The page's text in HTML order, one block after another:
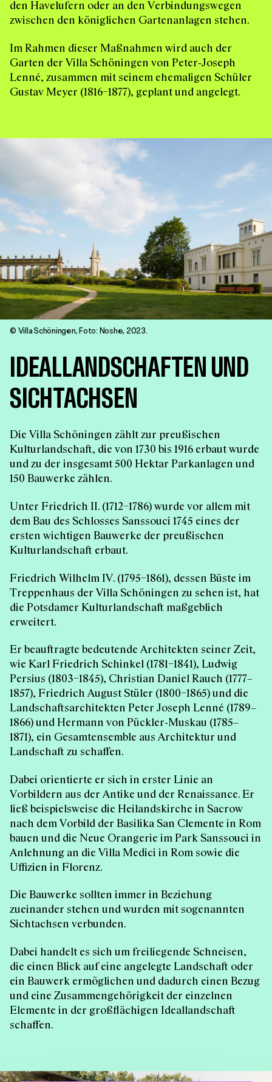
den Havelufern oder an den Verbindungswegen
zwischen den königlichen Gartenanlagen stehen.
Im Rahmen dieser Maßnahmen wird auch der
Garten der Villa Schöningen von Peter-Joseph
Lenné, zusammen mit seinem ehemaligen Schüler
Gustav Meyer (1816–1877), geplant und angelegt.
© Villa Schöningen, Foto: Noshe, 2023.
IDEALLANDSCHAFTEN UND
SICHTACHSEN
Die Villa Schöningen zählt zur preußischen
Kulturlandschaft, die von 1730 bis 1916 erbaut wurde
und zu der insgesamt 500 Hektar Parkanlagen und
150 Bauwerke zählen.
Unter Friedrich II. (1712–1786) wurde vor allem mit
dem Bau des Schlosses Sanssouci 1745 eines der
ersten wichtigen Bauwerke der preußischen
Kulturlandschaft erbaut.
Friedrich Wilhelm IV. (1795–1861), dessen Büste im
Treppenhaus der Villa Schöningen zu sehen ist, hat
die Potsdamer Kulturlandschaft maßgeblich
erweitert.
Er beauftragte bedeutende Architekten seiner Zeit,
wie Karl Friedrich Schinkel (1781–1841), Ludwig
Persius (1803–1845), Christian Daniel Rauch (1777–
1857), Friedrich August Stüler (1800–1865) und die
Landschaftsarchitekten Peter Joseph Lenné (1789–
1866) und Hermann von Pückler-Muskau (1785–
1871), ein Gesamtensemble aus Architektur und
Landschaft zu schaffen.
Dabei orientierte er sich in erster Linie an
Vorbildern aus der Antike und der Renaissance. Er
ließ beispielsweise die Heilandskirche in Sacrow
nach dem Vorbild der Basilika San Clemente in Rom
bauen und die Neue Orangerie im Park Sanssouci in
Anlehnung an die Villa Medici in Rom sowie die
Uffizien in Florenz.
Die Bauwerke sollten immer in Beziehung
zueinander stehen und wurden mit sogenannten
Sichtachsen verbunden.
Dabei handelt es sich um freiliegende Schneisen,
die einen Blick auf eine angelegte Landschaft oder
ein Bauwerk ermöglichen und dadurch einen Bezug
und eine Zusammengehörigkeit der einzelnen
Elemente in der großflächigen Ideallandschaft
schaffen.